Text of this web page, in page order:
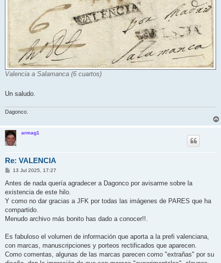
Valencia a Salamanca (6 cuartos)
Un saludo.
Dagonco.
armag1
Re: VALENCIA
M
n
a
13 Jul 2025, 17:27
Antes de nada quería agradecer a Dagonco por avisarme sobre la
existencia de este hilo.
Y como no dar gracias a JFK por todas las imágenes de PARES que ha
compartido.
Menudo archivo más bonito has dado a conocer!!.
Es fabuloso el volumen de información que aporta a la prefi valenciana,
con marcas, manuscripciones y porteos rectificados que aparecen.
Como comentas, algunas de las marcas parecen como "extrañas" por su